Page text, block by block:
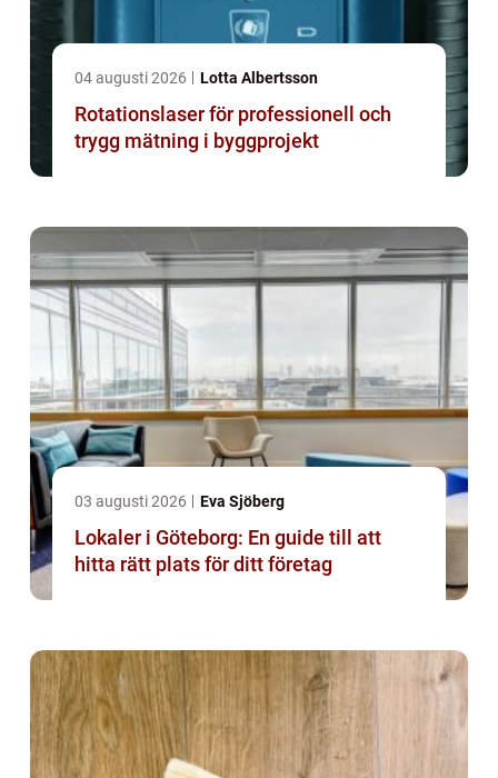
04 augusti 2026 Lotta Albertsson
Rotationslaser för professionell och
trygg mätning i byggprojekt
03 augusti 2026 Eva Sjöberg
Lokaler i Göteborg: En guide till att
hitta rätt plats för ditt företag